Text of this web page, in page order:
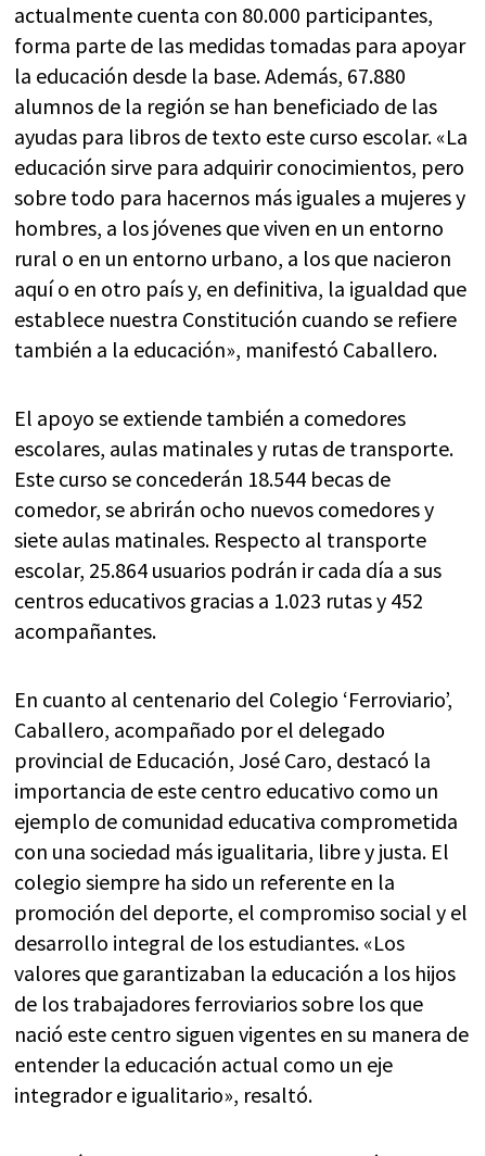
actualmente cuenta con 80.000 participantes,
forma parte de las medidas tomadas para apoyar
la educación desde la base. Además, 67.880
alumnos de la región se han beneficiado de las
ayudas para libros de texto este curso escolar. «La
educación sirve para adquirir conocimientos, pero
sobre todo para hacernos más iguales a mujeres y
hombres, a los jóvenes que viven en un entorno
rural o en un entorno urbano, a los que nacieron
aquí o en otro país y, en definitiva, la igualdad que
establece nuestra Constitución cuando se refiere
también a la educación», manifestó Caballero.
El apoyo se extiende también a comedores
escolares, aulas matinales y rutas de transporte.
Este curso se concederán 18.544 becas de
comedor, se abrirán ocho nuevos comedores y
siete aulas matinales. Respecto al transporte
escolar, 25.864 usuarios podrán ir cada día a sus
centros educativos gracias a 1.023 rutas y 452
acompañantes.
En cuanto al centenario del Colegio ‘Ferroviario’,
Caballero, acompañado por el delegado
provincial de Educación, José Caro, destacó la
importancia de este centro educativo como un
ejemplo de comunidad educativa comprometida
con una sociedad más igualitaria, libre y justa. El
colegio siempre ha sido un referente en la
promoción del deporte, el compromiso social y el
desarrollo integral de los estudiantes. «Los
valores que garantizaban la educación a los hijos
de los trabajadores ferroviarios sobre los que
nació este centro siguen vigentes en su manera de
entender la educación actual como un eje
integrador e igualitario», resaltó.